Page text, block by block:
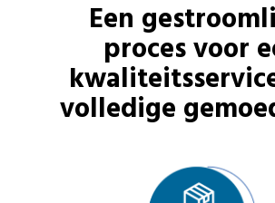
Een
proces voor
volledige